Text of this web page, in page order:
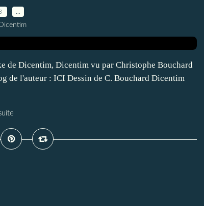
de Dicentim, Dicentim vu par Christophe Bouchard
de l'auteur : ICI Dessin de C. Bouchard Dicentim